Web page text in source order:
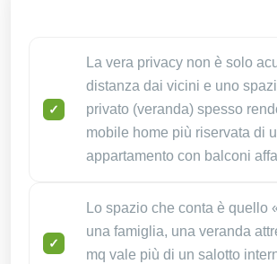
La vera privacy non è solo
distanza dai vicini e uno
privato (veranda) spesso
mobile home più riservata di
appartamento con balconi
Lo spazio che conta è quello
una famiglia, una veranda
mq vale più di un salotto